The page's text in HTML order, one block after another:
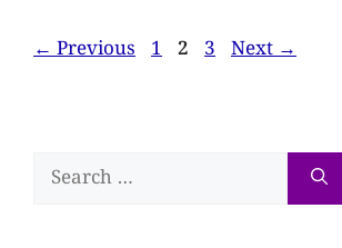
←Previous 1 2 3 Next→